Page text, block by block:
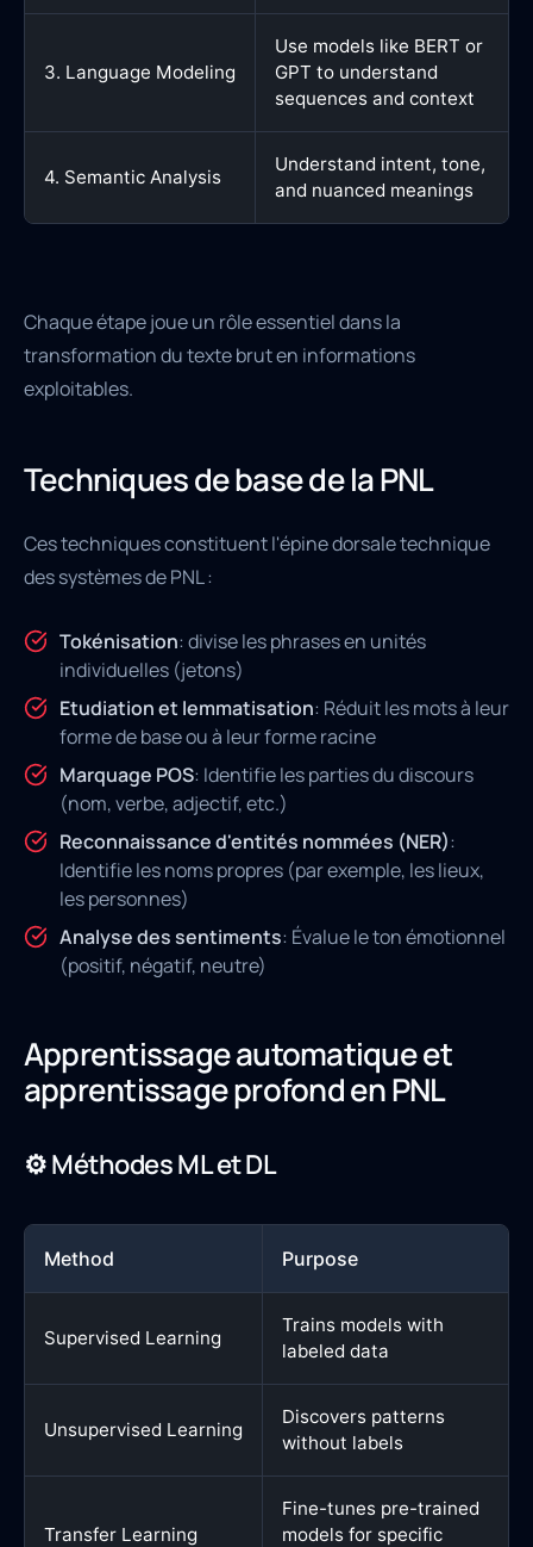
3. Language Modeling
Use models like BERT or
GPT to understand
sequences and context
4. Semantic Analysis
Understand intent, tone,
and nuanced meanings
Chaque étape joue un rôle essentiel dans la
transformation du texte brut en informations
exploitables.
Techniques de base de la PNL
Ces techniques constituent l'épine dorsale technique
des systèmes de PNL :
Tokénisation: divise les phrases en unités
individuelles (jetons)
Etudiation et lemmatisation: Réduit les mots à leur
forme de base ou à leur forme racine
Marquage POS: Identifie les parties du discours
(nom, verbe, adjectif, etc.)
Reconnaissance d'entités nommées (NER):
Identifie les noms propres (par exemple, les lieux,
les personnes)
Analyse des sentiments: Évalue le ton émotionnel
(positif, négatif, neutre)
Apprentissage automatique et
apprentissage profond en PNL
⚙️ Méthodes ML et DL
Method Purpose
Supervised Learning
Trains models with
labeled data
Unsupervised Learning
Discovers patterns
without labels
Transfer Learning
Fine-tunes pre-trained
models for specific